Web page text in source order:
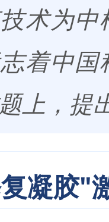
术为
着中
上，提
凝胶"